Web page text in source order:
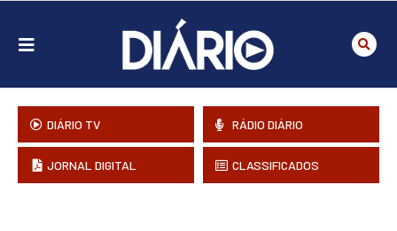
DIÁRIO TV RÁDIO DIÁRIO
JORNAL DIGITAL CLASSIFICADOS